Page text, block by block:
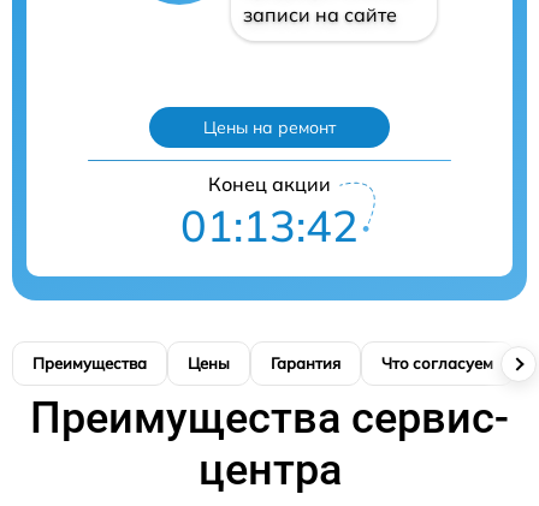
записи на сайте
Цены на ремонт
Конец акции
01:13:41
Преимущества Цены Гарантия Что согласуем
Преимущества сервис-
центра